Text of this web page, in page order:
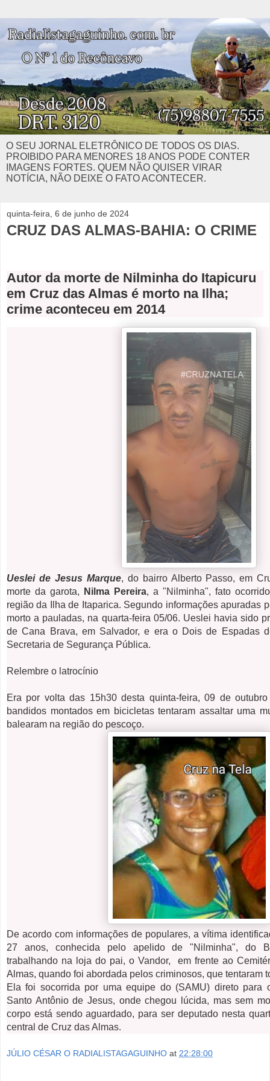
O SEU JORNAL ELETRÔNICO DE TODOS OS DIAS.
PROIBIDO PARA MENORES 18 ANOS PODE CONTER
IMAGENS FORTES. QUEM NÃO QUISER VIRAR
NOTÍCIA, NÃO DEIXE O FATO ACONTECER.
quinta-feira, 6 de junho de 2024
CRUZ DAS ALMAS-BAHIA: O CRIME
Autor da morte de Nilminha do Itapicuru
em Cruz das Almas é morto na Ilha;
crime aconteceu em 2014
Ueslei de Jesus Marque, do bairro Alberto Passo, em
morte da garota,
Nilma Pereira, a "Nilminha", fato
região da Ilha de Itaparica. Segundo informações apuradas
morto a pauladas, na quarta-feira 05/06. Ueslei havia sido
de Cana Brava, em Salvador, e era o Dois de Espadas
Secretaria de Segurança Pública.
Relembre o latrocínio
Era por volta das 15h30 desta quinta-feira, 09 de
bandidos montados em bicicletas tentaram assaltar uma
balearam na região do pescoço.
De acordo com informações de populares, a vítima
27 anos, conhecida pelo apelido de "Nilminha", do
trabalhando na loja do pai, o Vandor, em frente ao
Almas, quando foi abordada pelos criminosos, que tentaram
Ela foi socorrida por uma equipe do (SAMU) direto para
Santo Antônio de Jesus, onde chegou lúcida, mas sem
corpo está sendo aguardado, para ser deputado nesta
central de Cruz das Almas.
JÚLIO CÉSAR O RADIALISTAGAGUINHO at 22:28:00